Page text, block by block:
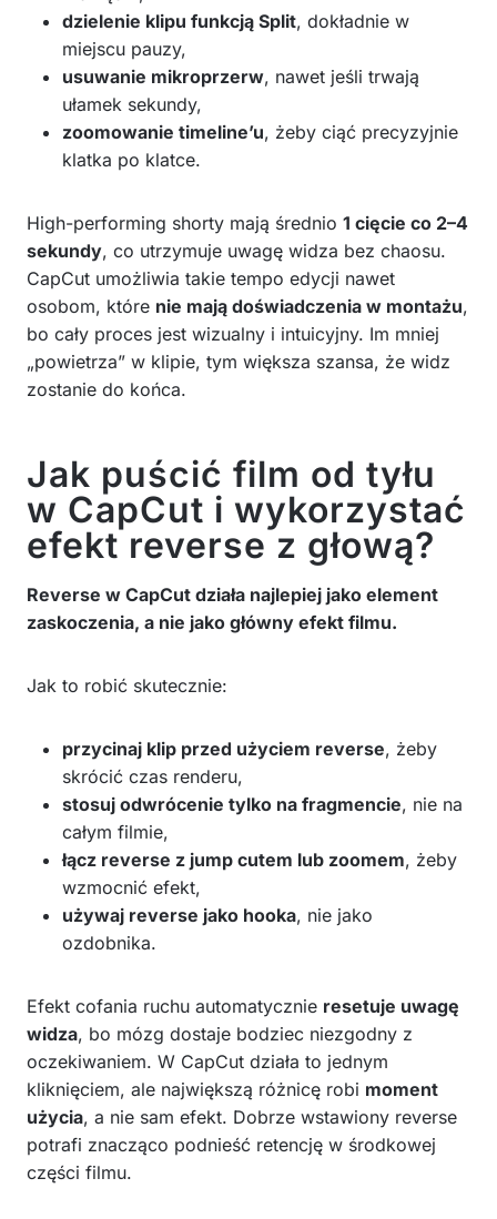
dzielenie klipu funkcją Split, dokładnie w
miejscu pauzy,
usuwanie mikroprzerw, nawet jeśli trwają
ułamek sekundy,
zoomowanie timeline’u, żeby ciąć precyzyjnie
klatka po klatce.
High-performing shorty mają średnio 1 cięcie co 2–4
sekundy, co utrzymuje uwagę widza bez chaosu.
CapCut umożliwia takie tempo edycji nawet
osobom, które nie mają doświadczenia w montażu,
bo cały proces jest wizualny i intuicyjny. Im mniej
„powietrza” w klipie, tym większa szansa, że widz
zostanie do końca.
Jak puścić film od tyłu
w CapCut i wykorzystać
efekt reverse z głową?
Reverse w CapCut działa najlepiej jako element
zaskoczenia, a nie jako główny efekt filmu.
Jak to robić skutecznie:
przycinaj klip przed użyciem reverse, żeby
skrócić czas renderu,
stosuj odwrócenie tylko na fragmencie, nie na
całym filmie,
łącz reverse z jump cutem lub zoomem, żeby
wzmocnić efekt,
używaj reverse jako hooka, nie jako
ozdobnika.
Efekt cofania ruchu automatycznie resetuje uwagę
widza, bo mózg dostaje bodziec niezgodny z
oczekiwaniem. W CapCut działa to jednym
kliknięciem, ale największą różnicę robi moment
użycia, a nie sam efekt. Dobrze wstawiony reverse
potrafi znacząco podnieść retencję w środkowej
części filmu.